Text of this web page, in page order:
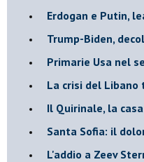
Erdogan e Putin,
Trump-Biden,
Primarie Usa nel
La crisi del Libano
Il Quirinale, la
Santa Sofia: il
L'addio a ​Zeev